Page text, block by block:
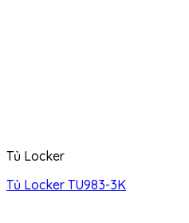
Tủ Locker
Tủ Locker TU983-3K